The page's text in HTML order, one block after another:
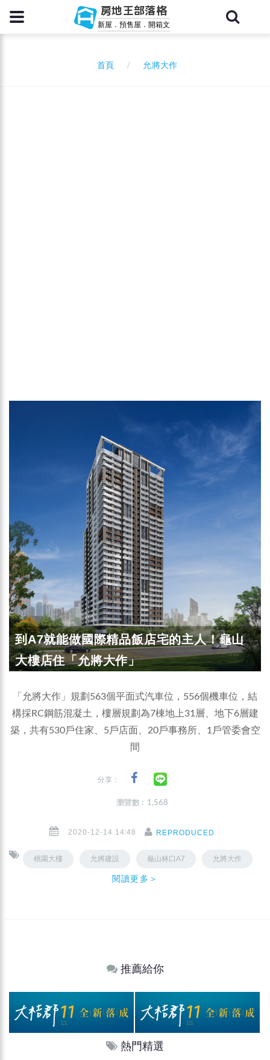
房地王部落格
新屋．預售屋．開箱文
首頁 允將大作
到A7就能做國際精品飯店宅的主人！龜山
大樓店住「允將大作」
「允將大作」規劃563個平面式汽車位，556個機車位，結
構採RC鋼筋混凝土，樓層規劃為7棟地上31層、地下6層建
築，共有530戶住家、5戶店面、20戶事務所、1戶管委會空
間
分享：
瀏覽數 : 1,568
2020-12-14 14:48 REPRODUCED
桃園大樓 允將建設 龜山林口A7 允將大作
閱讀更多＞
推薦給你
熱門精選